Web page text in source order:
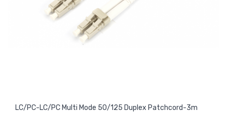
LC/PC-LC/PC Multi Mode 50/125 Duplex Patchcord-3m